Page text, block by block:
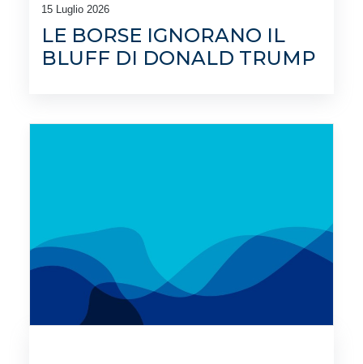
15 Luglio 2026
LE BORSE IGNORANO IL
BLUFF DI DONALD TRUMP